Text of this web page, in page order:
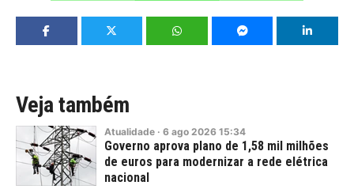
Veja também
Atualidade · 6 ago 2026 15:34
Governo aprova plano de 1,58 mil milhões
de euros para modernizar a rede elétrica
nacional